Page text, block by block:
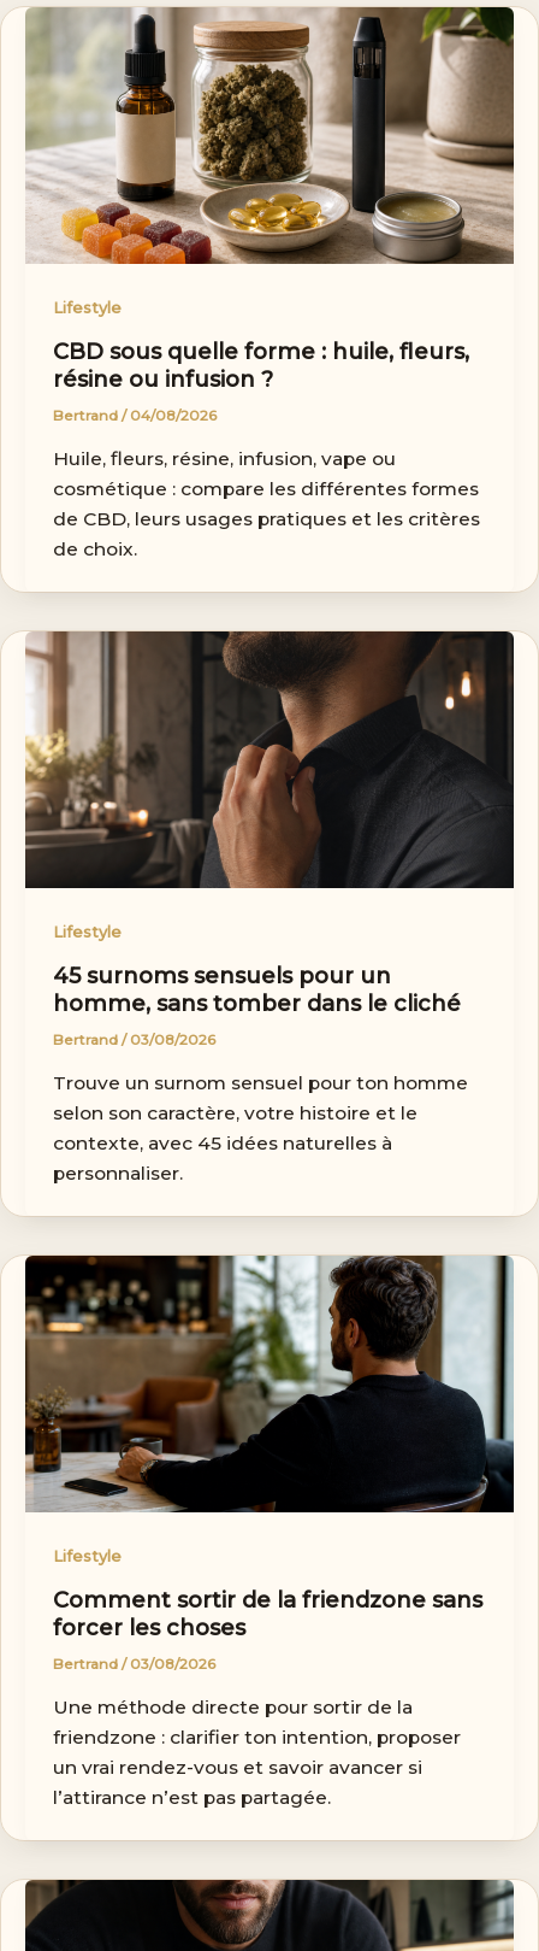
Lifestyle
CBD sous quelle forme : huile, fleurs,
résine ou infusion ?
Bertrand/ 04/08/2026
Huile, fleurs, résine, infusion, vape ou
cosmétique : compare les différentes formes
de CBD, leurs usages pratiques et les critères
de choix.
Lifestyle
45 surnoms sensuels pour un
homme, sans tomber dans le cliché
Bertrand/ 03/08/2026
Trouve un surnom sensuel pour ton homme
selon son caractère, votre histoire et le
contexte, avec 45 idées naturelles à
personnaliser.
Lifestyle
Comment sortir de la friendzone sans
forcer les choses
Bertrand/ 03/08/2026
Une méthode directe pour sortir de la
friendzone : clarifier ton intention, proposer
un vrai rendez-vous et savoir avancer si
l’attirance n’est pas partagée.